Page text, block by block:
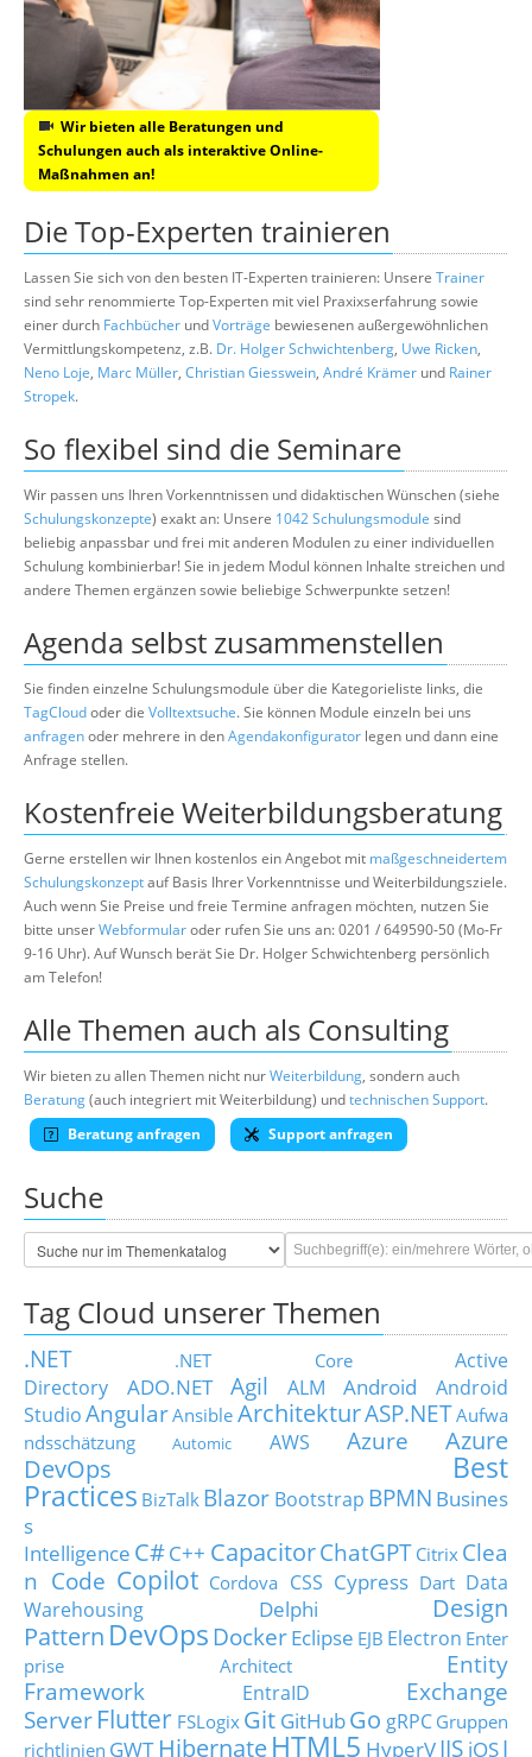
Wir bieten alle Beratungen und
Schulungen auch als interaktive Online-
Maßnahmen an!
Die Top-Experten trainieren
Lassen Sie sich von den besten IT-Experten trainieren: Unsere Trainer
sind sehr renommierte Top-Experten mit viel Praxixserfahrung sowie
einer durch Fachbücher undVorträge bewiesenen außergewöhnlichen
Vermittlungskompetenz, z.B. Dr. Holger Schwichtenberg, Uwe Ricken,
Neno Loje, Marc Müller, Christian Giesswein, André Krämer und Rainer
Stropek.
So flexibel sind die Seminare
Wir passen uns Ihren Vorkenntnissen und didaktischen Wünschen (siehe
Schulungskonzepte) exakt an: Unsere 1042 Schulungsmodule sind
beliebig anpassbar und frei mit anderen Modulen zu einer individuellen
Schulung kombinierbar! Sie in jedem Modul können Inhalte streichen und
andere Themen ergänzen sowie beliebige Schwerpunkte setzen!
Agenda selbst zusammenstellen
Sie finden einzelne Schulungsmodule über die Kategorieliste links, die
TagCloudoder die Volltextsuche. Sie können Module einzeln bei uns
anfragenoder mehrere in denAgendakonfigurator legen und dann eine
Anfrage stellen.
Kostenfreie Weiterbildungsberatung
Gerne erstellen wir Ihnen kostenlos ein Angebot mit maßgeschneidertem
Schulungskonzeptauf Basis Ihrer Vorkenntnisse und Weiterbildungsziele.
Auch wenn Sie Preise und freie Termine anfragen möchten, nutzen Sie
bitte unserWebformularoder rufen Sie uns an: 0201 / 649590-50 (Mo-Fr
9-16 Uhr). Auf Wunsch berät Sie Dr. Holger Schwichtenberg persönlich
am Telefon!
Alle Themen auch als Consulting
Wir bieten zu allen Themen nicht nurWeiterbildung, sondern auch
Beratung(auch integriert mit Weiterbildung) undtechnischen Support.
Beratung anfragen
Support anfragen
Suche
Tag Cloud unserer Themen
.NET .NET Core
Active
Directory
ADO.NET Agil ALM Android
Android
StudioAngularAnsible ArchitekturASP.NETAufwa
ndsschätzung
Automic AWS Azure
Azure
DevOps
Best
Practices BizTalk Blazor Bootstrap BPMN Busines
s
Intelligence C#C++ CapacitorChatGPT Citrix Clea
n Code Copilot Cordova CSS Cypress Dart Data
Warehousing
Delphi
Design
Pattern DevOps DockerEclipse EJB Electron Enter
prise Architect
Entity
Framework
EntraID
Exchange
Server Flutter FSLogix Git GitHubGo gRPC Gruppen
richtlinien GWT HibernateHTML5 HyperVIIS iOSJ